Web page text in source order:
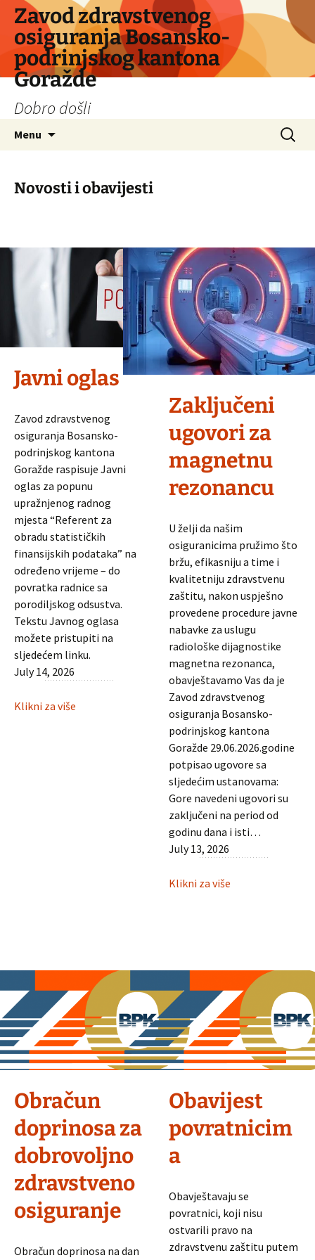
Skip
content
Zavod zdravstvenog
osiguranja Bosansko-
podrinjskog kantona
Goražde
Dobro došli
Menu
Search
for:
Novosti i obavijesti
Javni oglas
Zavod zdravstvenog
osiguranja Bosansko-
podrinjskog kantona
Goražde raspisuje Javni
oglas za popunu
upražnjenog radnog
mjesta “Referent za
obradu statističkih
finansijskih podataka” na
određeno vrijeme – do
povratka radnice sa
porodiljskog odsustva.
Tekstu Javnog oglasa
možete pristupiti na
sljedećem linku.
July 14, 2026
Klikni za više
Zaključeni
ugovori za
magnetnu
rezonancu
U želji da našim
osiguranicima pružimo što
bržu, efikasniju a time i
kvalitetniju zdravstvenu
zaštitu, nakon uspješno
provedene procedure javne
nabavke za uslugu
radiološke dijagnostike
magnetna rezonanca,
obavještavamo Vas da je
Zavod zdravstvenog
osiguranja Bosansko-
podrinjskog kantona
Goražde 29.06.2026.godine
potpisao ugovore sa
sljedećim ustanovama:
Gore navedeni ugovori su
zaključeni na period od
godinu dana i isti…
July 13, 2026
Klikni za više
rezonancu
Obračun
doprinosa za
dobrovoljno
zdravstveno
osiguranje
Obračun doprinosa na dan
Obavijest
povratnicim
a
Obavještavaju se
povratnici, koji nisu
ostvarili pravo na
zdravstvenu zaštitu putem